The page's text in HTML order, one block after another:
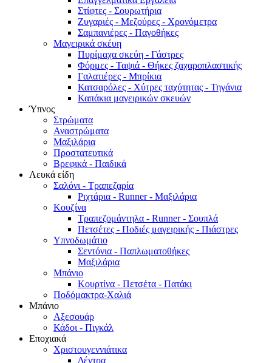
Στίφτες - Σουρωτήρια
Ζυγαριές - Μεζούρες - Χρονόμετρα
Σαμπανιέρες - Παγοθήκες
Μαγειρικά σκέυη
Πυρίμαχα σκεύη - Γάστρες
Φόρμες - Ταψιά - Θήκες ζαχαροπλαστικής
Γαλατιέρες - Μπρίκια
Κατσαρόλες - Χύτρες ταχύτητας - Τηγάνια
Καπάκια μαγειρικών σκευών
Ύπνος
Στρώματα
Αναστρώματα
Μαξιλάρια
Προστατευτικά
Βρεφικά - Παιδικά
Λευκά είδη
Σαλόνι - Τραπεζαρία
Ριχτάρια - Runner - Μαξιλάρια
Κουζίνα
Τραπεζομάντηλα - Runner - Σουπλά
Πετσέτες - Ποδιές μαγειρικής - Πιάστρες
Υπνοδωμάτιο
Σεντόνια - Παπλωματοθήκες
Μαξιλάρια
Μπάνιο
Κουρτίνα - Πετσέτα - Πατάκι
Ποδόμακτρα-Χαλιά
Μπάνιο
Αξεσουάρ
Κάδοι - Πιγκάλ
Εποχιακά
Χριστουγεννιάτικα
Δέντρα